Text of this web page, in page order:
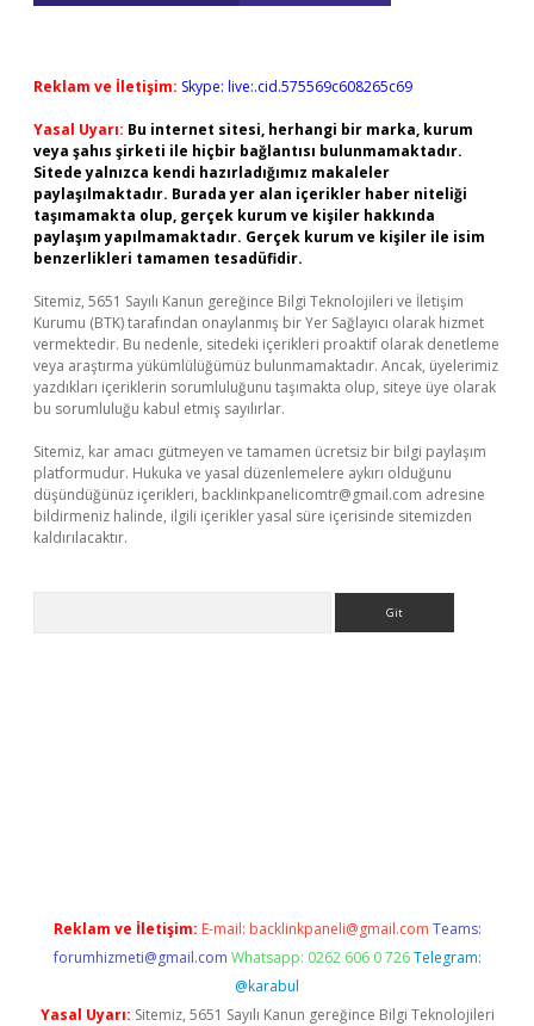
Reklam ve İletişim: Skype: live:.cid.575569c608265c69
Yasal Uyarı: Bu internet sitesi, herhangi bir marka, kurum
veya şahıs şirketi ile hiçbir bağlantısı bulunmamaktadır.
Sitede yalnızca kendi hazırladığımız makaleler
paylaşılmaktadır. Burada yer alan içerikler haber niteliği
taşımamakta olup, gerçek kurum ve kişiler hakkında
paylaşım yapılmamaktadır. Gerçek kurum ve kişiler ile isim
benzerlikleri tamamen tesadüfidir.
Sitemiz, 5651 Sayılı Kanun gereğince Bilgi Teknolojileri ve İletişim
Kurumu (BTK) tarafından onaylanmış bir Yer Sağlayıcı olarak hizmet
vermektedir. Bu nedenle, sitedeki içerikleri proaktif olarak denetleme
veya araştırma yükümlülüğümüz bulunmamaktadır. Ancak, üyelerimiz
yazdıkları içeriklerin sorumluluğunu taşımakta olup, siteye üye olarak
bu sorumluluğu kabul etmiş sayılırlar.
Sitemiz, kar amacı gütmeyen ve tamamen ücretsiz bir bilgi paylaşım
platformudur. Hukuka ve yasal düzenlemelere aykırı olduğunu
düşündüğünüz içerikleri, backlinkpanelicomtr@gmail.com adresine
bildirmeniz halinde, ilgili içerikler yasal süre içerisinde sitemizden
kaldırılacaktır.
Reklam ve İletişim: E-mail: backlinkpaneli@gmail.com Teams:
forumhizmeti@gmail.com Whatsapp: 0262 606 0 726 Telegram:
@karabul
Yasal Uyarı: Sitemiz, 5651 Sayılı Kanun gereğince Bilgi Teknolojileri